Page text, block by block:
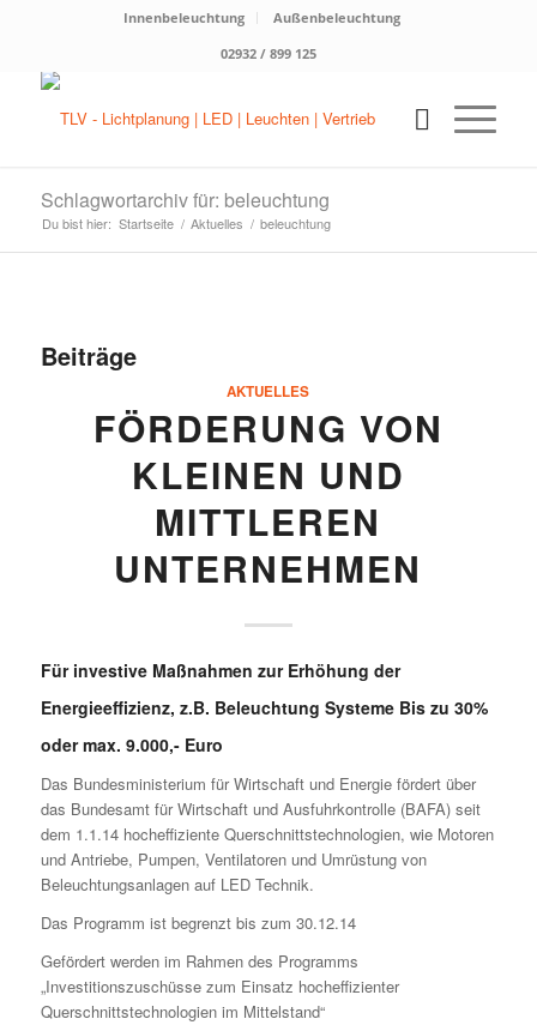
Innenbeleuchtung
Außenbeleuchtung
02932 / 899 125
Schlagwortarchiv für: beleuchtung
Du bist hier: Startseite / Aktuelles / beleuchtung
Beiträge
AKTUELLES
FÖRDERUNG VON
KLEINEN UND
MITTLEREN
UNTERNEHMEN
Für investive Maßnahmen zur Erhöhung der
Energieeffizienz, z.B. Beleuchtung Systeme Bis zu 30%
oder max. 9.000,- Euro
Das Bundesministerium für Wirtschaft und Energie fördert über
das Bundesamt für Wirtschaft und Ausfuhrkontrolle (BAFA) seit
dem 1.1.14 hocheffiziente Querschnittstechnologien, wie Motoren
und Antriebe, Pumpen, Ventilatoren und Umrüstung von
Beleuchtungsanlagen auf LED Technik.
Das Programm ist begrenzt bis zum 30.12.14
Gefördert werden im Rahmen des Programms
„Investitionszuschüsse zum Einsatz hocheffizienter
Querschnittstechnologien im Mittelstand“